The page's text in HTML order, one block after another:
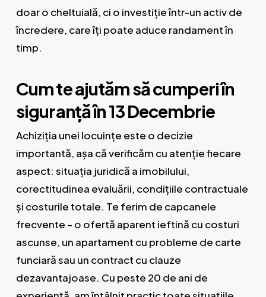
doar o cheltuială, ci o investiție într-un activ de
încredere, care îți poate aduce randament în
timp.
Cum te ajutăm să cumperi în
siguranță în 13 Decembrie
Achiziția unei locuințe este o decizie
importantă, așa că verificăm cu atenție fiecare
aspect: situația juridică a imobilului,
corectitudinea evaluării, condițiile contractuale
și costurile totale. Te ferim de capcanele
frecvente – o ofertă aparent ieftină cu costuri
ascunse, un apartament cu probleme de carte
funciară sau un contract cu clauze
dezavantajoase. Cu peste 20 de ani de